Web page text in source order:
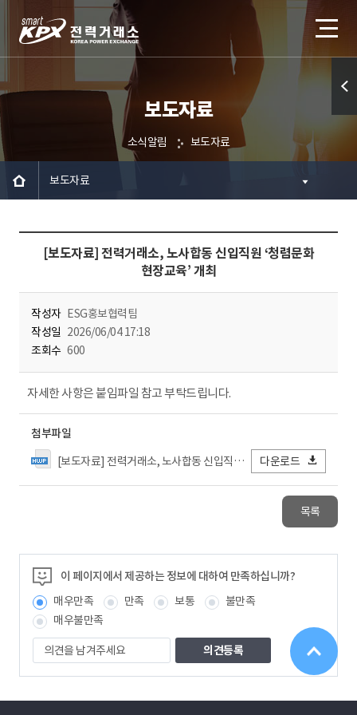
보도자료
소식알림 보도자료
보도자료
[보도자료] 전력거래소, 노사합동 신입직원 ‘청렴문화
현장교육’ 개최
작성자 ESG홍보협력팀
작성일 2026/06/04 17:18
조회수 600
자세한 사항은 붙임파일 참고 부탁드립니다.
첨부파일
[보도자료] 전력거래소, 노사합동 신입직원 ‘청렴문화 현장교육’ 개최.hwp
다운로드
목록
이 페이지에서 제공하는 정보에 대하여 만족하십니까?
매우만족
만족 보통
불만족
매우불만족
의
견
을
겨